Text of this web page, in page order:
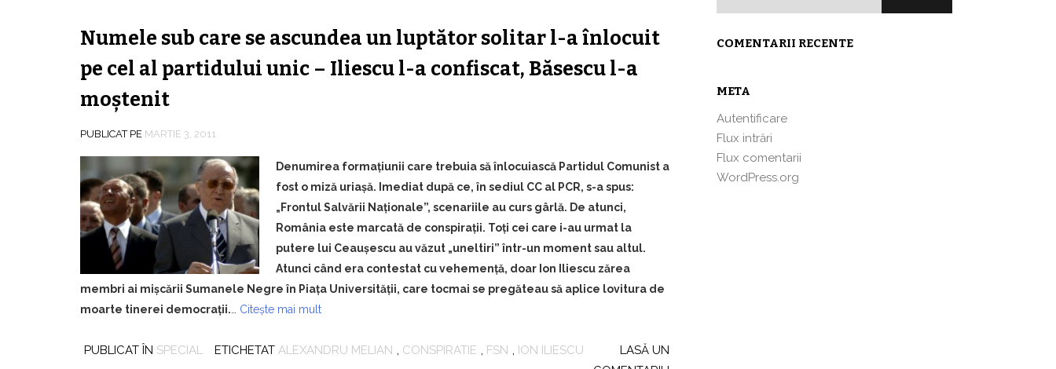
Numele sub care se ascundea un luptător solitar l-a înlocuit
pe cel al partidului unic – Iliescu l-a confiscat, Băsescu l-a
moştenit
PUBLICAT PE MARTIE 3, 2011
Denumirea formaţiunii care trebuia să înlocuiască Partidul Comunist a
fost o miză uriaşă. Imediat după ce, în sediul CC al PCR, s-a spus:
„Frontul Salvării Naţionale”, scenariile au curs gârlă. De atunci,
România este marcată de conspiraţii. Toţi cei care i-au urmat la
putere lui Ceauşescu au văzut „uneltiri” într-un moment sau altul.
Atunci când era contestat cu vehemenţă, doar Ion Iliescu zărea
membri ai mişcării Sumanele Negre în Piaţa Universităţii, care tocmai se pregăteau să aplice lovitura de
moarte tinerei democraţii.
Citește mai mult
PUBLICAT ÎN SPECIAL ETICHETAT ALEXANDRU MELIAN , CONSPIRATIE , FSN , ION ILIESCU
LASĂ UN
COMENTARII RECENTE
META
Autentificare
Flux intrări
Flux comentarii
WordPress.org